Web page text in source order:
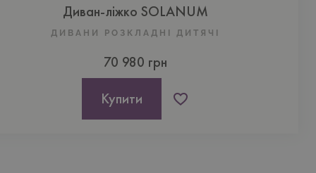
Диван-ліжко SOLANUM
ДИВАНИ РОЗКЛАДНІ ДИТЯЧІ
70 980 грн
Купити